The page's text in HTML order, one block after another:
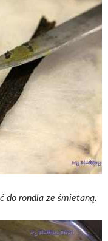
do rondla ze śmietaną.